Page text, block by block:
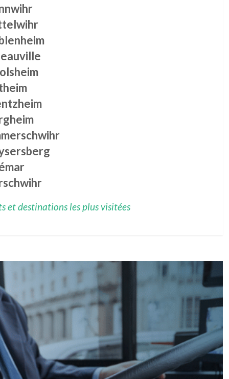
et destinations les plus visitées